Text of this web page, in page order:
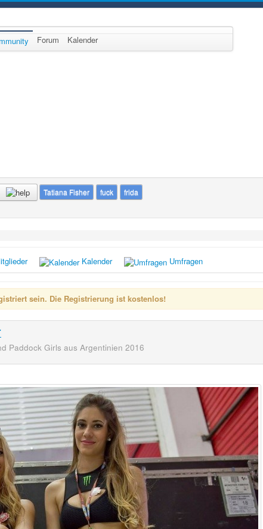
Forum Kalender
Tatiana Fisher fuck frida
Kalender Umfragen
sein. Die Registrierung ist kostenlos!
Paddock Girls aus Argentinien 2016